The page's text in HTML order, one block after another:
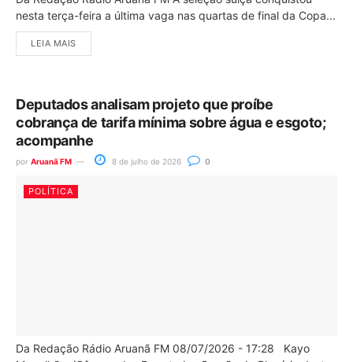
nesta terça-feira a última vaga nas quartas de final da Copa...
LEIA MAIS
Deputados analisam projeto que proíbe
cobrança de tarifa mínima sobre água e esgoto;
acompanhe
por Aruanã FM 8 de julho de 2026 0
POLÍTICA
Da Redação Rádio Aruanã FM 08/07/2026 - 17:28 Kayo